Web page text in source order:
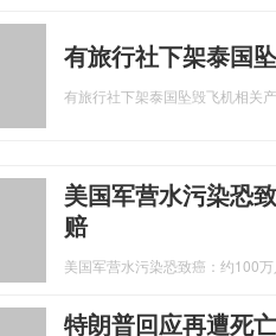
有旅行社下架泰国
有旅行社下架泰国坠毁飞机相关
美国军营水污染恐
赔
美国军营水污染恐致癌：约100
特朗普回应再遭死